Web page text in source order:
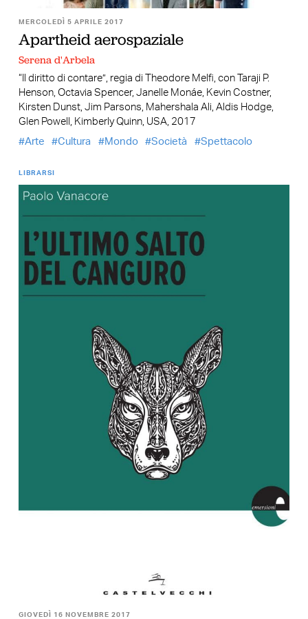
MERCOLEDÌ 5 APRILE 2017
Apartheid aerospaziale
Serena d'Arbela
“Il diritto di contare”, regia di Theodore Melfi, con Taraji P.
Henson, Octavia Spencer, Janelle Monáe, Kevin Costner,
Kirsten Dunst, Jim Parsons, Mahershala Ali, Aldis Hodge,
Glen Powell, Kimberly Quinn, USA, 2017
Arte
Cultura Mondo Società Spettacolo
LIBRARSI
GIOVEDÌ 16 NOVEMBRE 2017